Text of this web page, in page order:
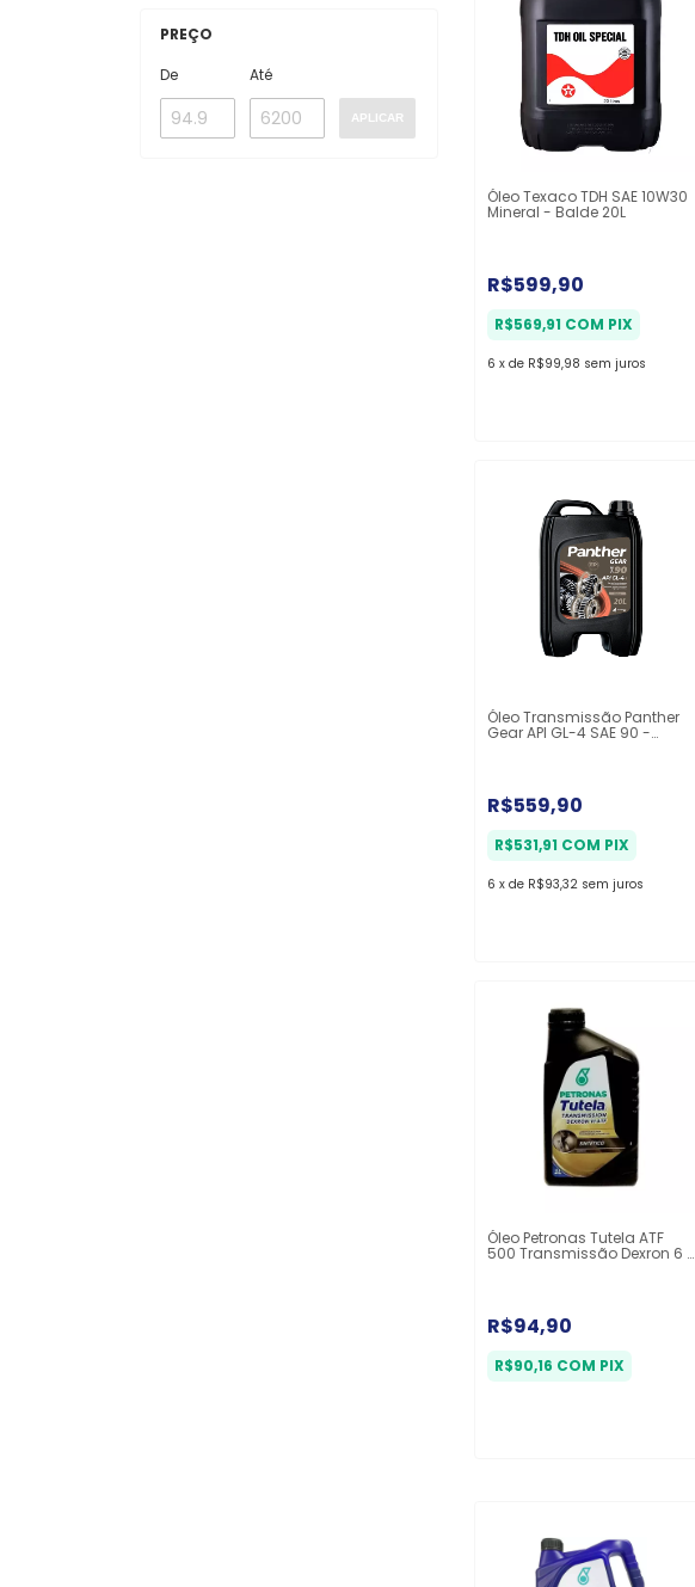
PREÇO
De
Até
APLICAR
Óleo Texaco TDH SAE 10W30
Mineral - Balde 20L
R$599,90
R$569,91 COM PIX
6 x de R$99,98 sem juros
Óleo Transmissão Panther
Gear API GL-4 SAE 90 -
R$559,90
R$531,91 COM PIX
6 x de R$93,32 sem juros
Óleo Petronas Tutela ATF
500 Transmissão Dexron 6 -
R$94,90
R$90,16 COM PIX